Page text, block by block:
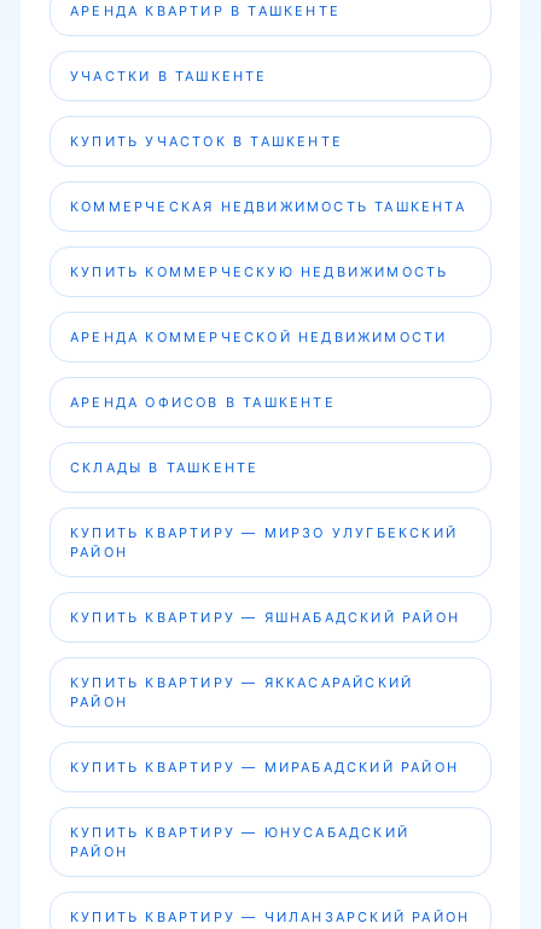
АРЕНДА КВАРТИР В ТАШКЕНТЕ
УЧАСТКИ В ТАШКЕНТЕ
КУПИТЬ УЧАСТОК В ТАШКЕНТЕ
КОММЕРЧЕСКАЯ НЕДВИЖИМОСТЬ ТАШКЕНТА
КУПИТЬ КОММЕРЧЕСКУЮ НЕДВИЖИМОСТЬ
АРЕНДА КОММЕРЧЕСКОЙ НЕДВИЖИМОСТИ
АРЕНДА ОФИСОВ В ТАШКЕНТЕ
СКЛАДЫ В ТАШКЕНТЕ
КУПИТЬ КВАРТИРУ — МИРЗО УЛУГБЕКСКИЙ
РАЙОН
КУПИТЬ КВАРТИРУ — ЯШНАБАДСКИЙ РАЙОН
КУПИТЬ КВАРТИРУ — ЯККАСАРАЙСКИЙ
РАЙОН
КУПИТЬ КВАРТИРУ — МИРАБАДСКИЙ РАЙОН
КУПИТЬ КВАРТИРУ — ЮНУСАБАДСКИЙ
РАЙОН
КУПИТЬ КВАРТИРУ — ЧИЛАНЗАРСКИЙ РАЙОН